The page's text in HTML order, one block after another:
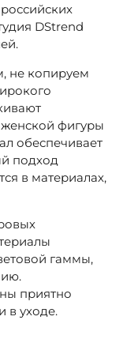
DStrend
не копируем
женской фигуры
обеспечивает
подход
в материалах,
гаммы,
приятно
в уходе.